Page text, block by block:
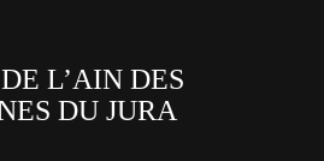
L’AIN DES
DU JURA